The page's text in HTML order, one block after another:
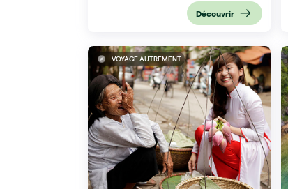
Découvrir
VOYAGE AUTREMENT